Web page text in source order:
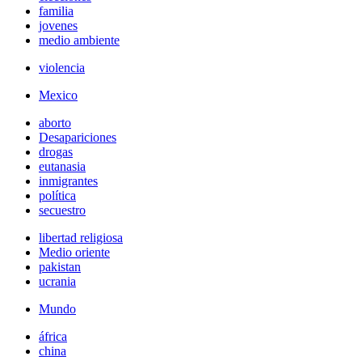
familia
jovenes
medio ambiente
violencia
Mexico
aborto
Desapariciones
drogas
eutanasia
inmigrantes
política
secuestro
libertad religiosa
Medio oriente
pakistan
ucrania
Mundo
áfrica
china